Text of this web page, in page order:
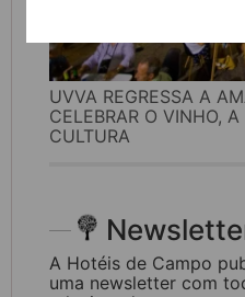
UVVA REGRESSA A
CELEBRAR O VINHO,
CULTURA
A Hotéis de Campo
uma newsletter com